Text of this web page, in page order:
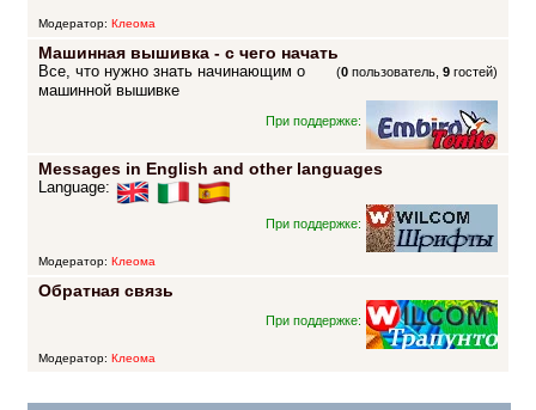
Модератор: Клеома
Машинная вышивка - с чего начать
(0 пользователь,9 гостей)
Все, что нужно знать начинающим о
машинной вышивке
При поддержке:
Messages in English and other languages
Language:
При поддержке:
Модератор: Клеома
Обратная связь
При поддержке:
Модератор: Клеома